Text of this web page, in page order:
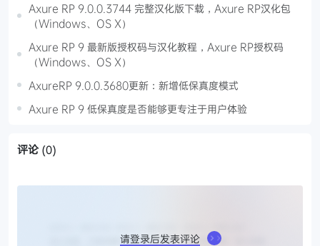
Axure RP 9.0.0.3744 完整汉化版下载，Axure RP汉化包
（Windows、OS X）
Axure RP 9 最新版授权码与汉化教程，Axure RP授权码
（Windows、OS X）
AxureRP 9.0.0.3680更新：新增低保真度模式
Axure RP 9 低保真度是否能够更专注于用户体验
评论 (0)
请登录后发表评论